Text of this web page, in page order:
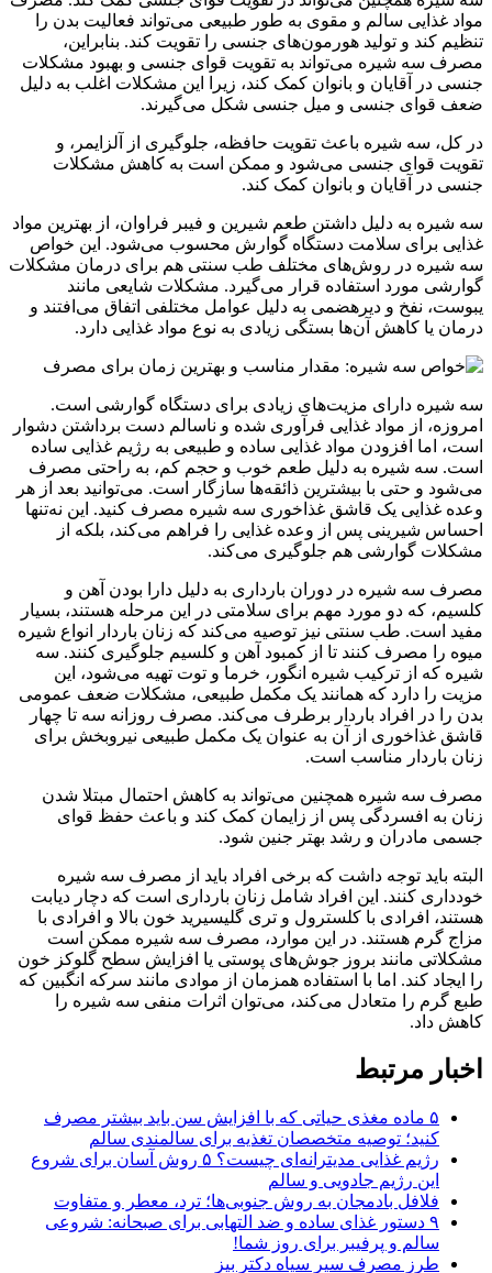
مواد غذایی سالم و مقوی به طور طبیعی می‌تواند فعالیت بدن را
تنظیم کند و تولید هورمون‌های جنسی را تقویت کند. بنابراین،
مصرف سه شیره می‌تواند به تقویت قوای جنسی و بهبود مشکلات
جنسی در آقایان و بانوان کمک کند، زیرا این مشکلات اغلب به دلیل
ضعف قوای جنسی و میل جنسی شکل می‌گیرند.
در کل، سه شیره باعث تقویت حافظه، جلوگیری از آلزایمر، و
تقویت قوای جنسی می‌شود و ممکن است به کاهش مشکلات
جنسی در آقایان و بانوان کمک کند.
سه شیره به دلیل داشتن طعم شیرین و فیبر فراوان، از بهترین مواد
غذایی برای سلامت دستگاه گوارش محسوب می‌شود. این خواص
سه شیره در روش‌های مختلف طب سنتی هم برای درمان مشکلات
گوارشی مورد استفاده قرار می‌گیرد. مشکلات شایعی مانند
یبوست، نفخ و دیرهضمی به دلیل عوامل مختلفی اتفاق می‌افتند و
درمان یا کاهش آن‌ها بستگی زیادی به نوع مواد غذایی دارد.
سه شیره دارای مزیت‌های زیادی برای دستگاه گوارشی است.
امروزه، از مواد غذایی فرآوری شده و ناسالم دست برداشتن دشوار
است، اما افزودن مواد غذایی ساده و طبیعی به رژیم غذایی ساده
است. سه شیره به دلیل طعم خوب و حجم کم، به راحتی مصرف
می‌شود و حتی با بیشترین ذائقه‌ها سازگار است. می‌توانید بعد از هر
وعده غذایی یک قاشق غذاخوری سه شیره مصرف کنید. این نه‌تنها
احساس شیرینی پس از وعده غذایی را فراهم می‌کند، بلکه از
مشکلات گوارشی هم جلوگیری می‌کند.
مصرف سه شیره در دوران بارداری به دلیل دارا بودن آهن و
کلسیم، که دو مورد مهم برای سلامتی در این مرحله هستند، بسیار
مفید است. طب سنتی نیز توصیه می‌کند که زنان باردار انواع شیره
میوه را مصرف کنند تا از کمبود آهن و کلسیم جلوگیری کنند. سه
شیره که از ترکیب شیره انگور، خرما و توت تهیه می‌شود، این
مزیت را دارد که همانند یک مکمل طبیعی، مشکلات ضعف عمومی
بدن را در افراد باردار برطرف می‌کند. مصرف روزانه سه تا چهار
قاشق غذاخوری از آن به عنوان یک مکمل طبیعی نیروبخش برای
زنان باردار مناسب است.
مصرف سه شیره همچنین می‌تواند به کاهش احتمال مبتلا شدن
زنان به افسردگی پس از زایمان کمک کند و باعث حفظ قوای
جسمی مادران و رشد بهتر جنین شود.
البته باید توجه داشت که برخی افراد باید از مصرف سه شیره
خودداری کنند. این افراد شامل زنان بارداری است که دچار دیابت
هستند، افرادی با کلسترول و تری گلیسیرید خون بالا و افرادی با
مزاج گرم هستند. در این موارد، مصرف سه شیره ممکن است
مشکلاتی مانند بروز جوش‌های پوستی یا افزایش سطح گلوکز خون
را ایجاد کند. اما با استفاده همزمان از موادی مانند سرکه انگبین که
طبع گرم را متعادل می‌کند، می‌توان اثرات منفی سه شیره را
کاهش داد.
اخبار مرتبط
۵ ماده مغذی حیاتی که با افزایش سن باید بیشتر مصرف
کنید؛ توصیه متخصصان تغذیه برای سالمندی سالم
رژیم غذایی مدیترانه‌ای چیست؟ ۵ روش آسان برای شروع
این رژیم جادویی و سالم
فلافل بادمجان به روش جنوبی‌ها؛ ترد، معطر و متفاوت
۹ دستور غذای ساده و ضد التهابی برای صبحانه: شروعی
سالم و پرفیبر برای روز شما!
طرز مصرف سیر سیاه دکتر بیز